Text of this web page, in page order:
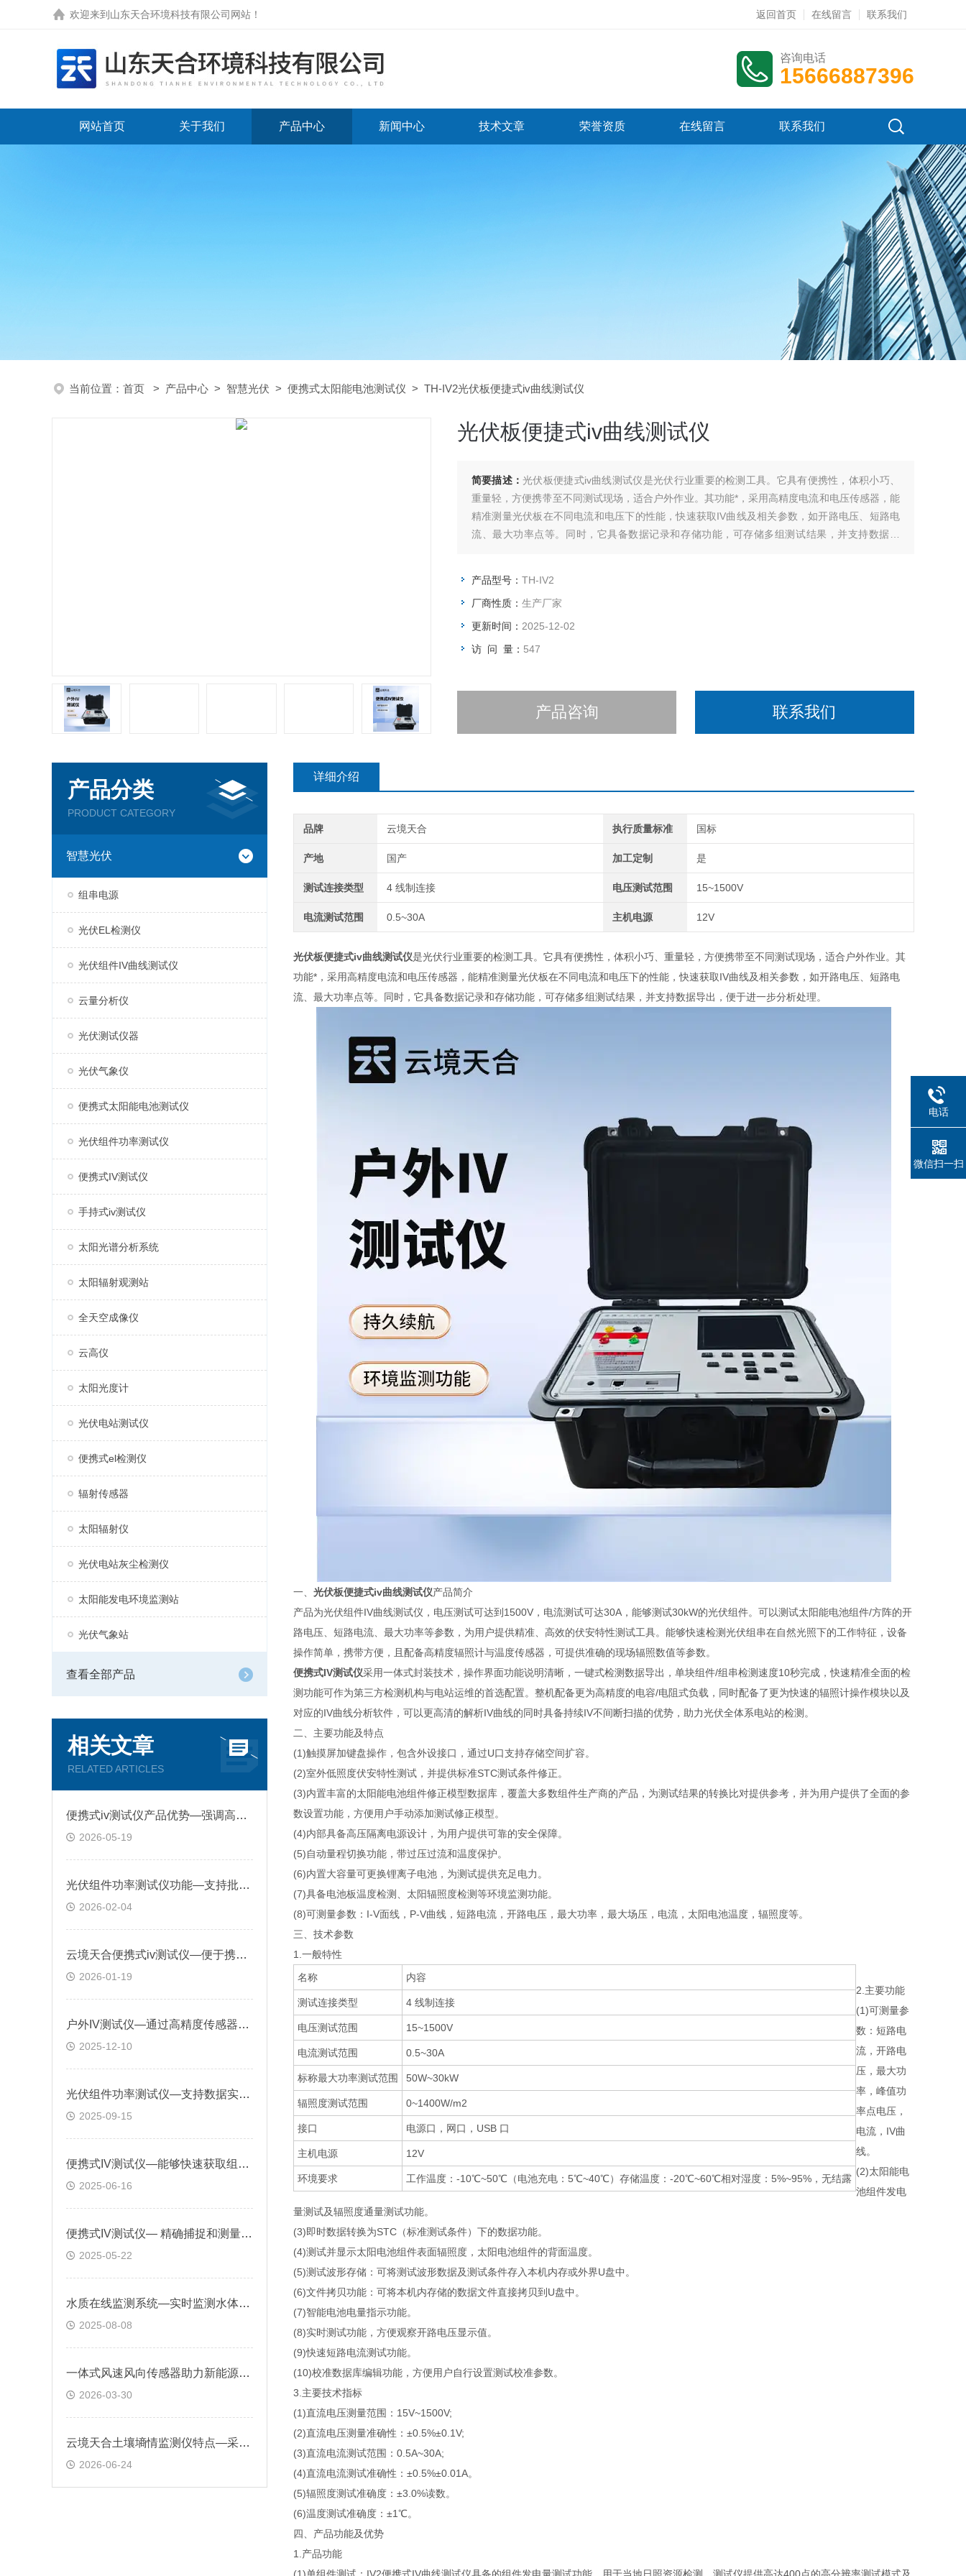
欢迎来到 山东天合环境科技有限公司网站 ！ 返回首页 在线留言 联系我们
咨询电话
15666887396
网站首页 关于我们 产品中心 新闻中心 技术文章 荣誉资质 在线留言 联系我们
当前位置： 首页 > 产品中心 > 智慧光伏 > 便携式太阳能电池测试仪 > TH-IV2光伏板便捷式iv曲线测试仪
光伏板便捷式iv曲线测试仪
简要描述： 光伏板便捷式iv曲线测试仪是光伏行业重要的检测工具。它具有便携性，体积小巧、
重量轻，方便携带至不同测试现场，适合户外作业。其功能*，采用高精度电流和电压传感器，能
精准测量光伏板在不同电流和电压下的性能，快速获取IV曲线及相关参数，如开路电压、短路电
流、最大功率点等。同时，它具备数据记录和存储功能，可存储多组测试结果，并支持数据导
产品型号： TH-IV2
厂商性质： 生产厂家
更新时间： 2025-12-02
访 问 量： 547
产品咨询 联系我们
产品分类
PRODUCT CATEGORY
智慧光伏
组串电源
光伏EL检测仪
光伏组件IV曲线测试仪
云量分析仪
光伏测试仪器
光伏气象仪
便携式太阳能电池测试仪
光伏组件功率测试仪
便携式IV测试仪
手持式iv测试仪
太阳光谱分析系统
太阳辐射观测站
全天空成像仪
云高仪
太阳光度计
光伏电站测试仪
便携式el检测仪
辐射传感器
太阳辐射仪
光伏电站灰尘检测仪
太阳能发电环境监测站
光伏气象站
查看全部产品
相关文章
RELATED ARTICLES
便携式iv测试仪产品优势—强调高精度与便携性，支持户外快速测量
2026-05-19
光伏组件功率测试仪功能—支持批量组件高效检测，提升光伏电站建设单位效率
2026-02-04
云境天合便携式iv测试仪—便于携带至现场进行测试，支持户外复杂环境使用
2026-01-19
户外IV测试仪—通过高精度传感器捕获实时数据，显示功率输出随环境变化趋势
2025-12-10
光伏组件功率测试仪—支持数据实时上传与云端管理，便于远程监控与运维决策
2025-09-15
便携式IV测试仪—能够快速获取组件的关键参数，评估组件性能状况
2025-06-16
便携式IV测试仪— 精确捕捉和测量太阳能电池组件输出电流的微小变化
2025-05-22
水质在线监测系统—实时监测水体中的关键指标，实现数据的存储与可视化展示
2025-08-08
一体式风速风向传感器助力新能源领域优化调度：减少风载损伤，提升发电效率
2026-03-30
云境天合土壤墒情监测仪特点—采用低功耗设计，适用野外长期无人监测场景
2026-06-24
详细介绍
品牌 云境天合 执行质量标准 国标
产地 国产 加工定制 是
测试连接类型 4 线制连接 电压测试范围 15~1500V
电流测试范围 0.5~30A 主机电源 12V
光伏板便捷式iv曲线测试仪是光伏行业重要的检测工具。它具有便携性，体积小巧、重量轻，方便携带至不同测试现场，适合户外作业。其
功能*，采用高精度电流和电压传感器，能精准测量光伏板在不同电流和电压下的性能，快速获取IV曲线及相关参数，如开路电压、短路电
流、最大功率点等。同时，它具备数据记录和存储功能，可存储多组测试结果，并支持数据导出，便于进一步分析处理。
一、 光伏板便捷式iv曲线测试仪产品简介
产品为光伏组件IV曲线测试仪，电压测试可达到1500V，电流测试可达30A，能够测试30kW的光伏组件。可以测试太阳能电池组件/方阵的开
路电压、短路电流、最大功率等参数，为用户提供精准、高效的伏安特性测试工具。能够快速检测光伏组串在自然光照下的⼯作特征，设备
操作简单，携带⽅便，且配备⾼精度辐照计与温度传感器，可提供准确的现场辐照数值等参数。
便携式IV测试仪采⽤⼀体式封装技术，操作界⾯功能说明清晰，⼀键式检测数据导出，单块组件/组串检测速度10秒完成，快速精准全⾯的检
测功能可作为第三⽅检测机构与电站运维的⾸选配置。整机配备更为⾼精度的电容/电阻式负载，同时配备了更为快速的辐照计操作模块以及
对应的IV曲线分析软件，可以更⾼清的解析IV曲线的同时具备持续IV不间断扫描的优势，助⼒光伏全体系电站的检测。
二、主要功能及特点
(1)触摸屏加键盘操作，包含外设接口，通过U口支持存储空间扩容。
(2)室外低照度伏安特性测试，并提供标准STC测试条件修正。
(3)内置丰富的太阳能电池组件修正模型数据库，覆盖大多数组件生产商的产品，为测试结果的转换比对提供参考，并为用户提供了全面的参
数设置功能，方便用户手动添加测试修正模型。
(4)内部具备高压隔离电源设计，为用户提供可靠的安全保障。
(5)自动量程切换功能，带过压过流和温度保护。
(6)内置大容量可更换锂离子电池，为测试提供充足电力。
(7)具备电池板温度检测、太阳辐照度检测等环境监测功能。
(8)可测量参数：I-V面线，P-V曲线，短路电流，开路电压，最大功率，最大场压，电流，太阳电池温度，辐照度等。
三、技术参数
1.一般特性
名称
内容
测试连接类型 4 线制连接
电压测试范围 15~1500V
电流测试范围 0.5~30A
标称最大功率测试范围 50W~30kW
辐照度测试范围 0~1400W/m2
接口 电源口，网口，USB 口
主机电源 12V
环境要求 工作温度：-10℃~50℃（电池充电：5℃~40℃）存储温度：-20℃~60℃相对湿度：5%~95%，无结露
2.主要功能
(1)可测量参
数：短路电
流，开路电
压，最大功
率，峰值功
率点电压，
电流，IV曲
线。
(2)太阳能电
池组件发电
量测试及辐照度通量测试功能。
(3)即时数据转换为STC（标准测试条件）下的数据功能。
(4)测试并显示太阳电池组件表面辐照度，太阳电池组件的背面温度。
(5)测试波形存储：可将测试波形数据及测试条件存入本机内存或外界U盘中。
(6)文件拷贝功能：可将本机内存储的数据文件直接拷贝到U盘中。
(7)智能电池电量指示功能。
(8)实时测试功能，方便观察开路电压显示值。
(9)快速短路电流测试功能。
(10)校准数据库编辑功能，方便用户自行设置测试校准参数。
3.主要技术指标
(1)直流电压测量范围：15V~1500V;
(2)直流电压测量准确性：±0.5%±0.1V;
(3)直流电流测试范围：0.5A~30A;
(4)直流电流测试准确性：±0.5%±0.01A。
(5)辐照度测试准确度：±3.0%读数。
(6)温度测试准确度：±1℃。
四、产品功能及优势
1.产品功能
电话
微信扫一扫